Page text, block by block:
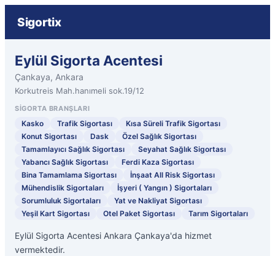
Sigortix
Eylül Sigorta Acentesi
Çankaya, Ankara
Korkutreis Mah.hanımeli sok.19/12
SIGORTA BRANŞLARI
Kasko Trafik Sigortası
Kısa Süreli Trafik Sigortası
Konut Sigortası
Dask
Özel Sağlık Sigortası
Tamamlayıcı Sağlık Sigortası
Seyahat Sağlık Sigortası
Yabancı Sağlık Sigortası
Ferdi Kaza Sigortası
Bina Tamamlama Sigortası
İnşaat All Risk Sigortası
Mühendislik Sigortaları
İşyeri ( Yangın ) Sigortaları
Sorumluluk Sigortaları
Yat ve Nakliyat Sigortası
Yeşil Kart Sigortası
Otel Paket Sigortası Tarım Sigortaları
Eylül Sigorta Acentesi Ankara Çankaya'da hizmet
vermektedir.